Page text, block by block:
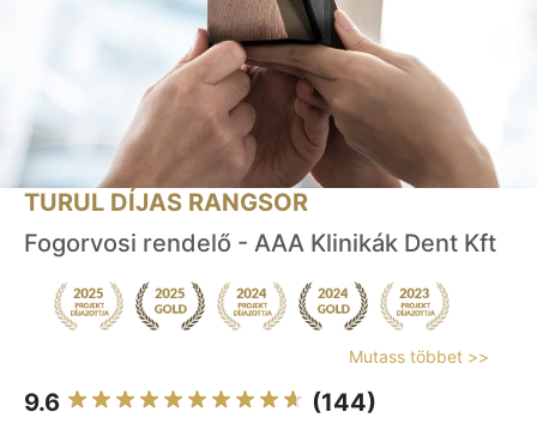
TURUL DÍJAS RANGSOR
Fogorvosi rendelő - AAA Klinikák Dent Kft
Mutass többet >>
9.6 (144)